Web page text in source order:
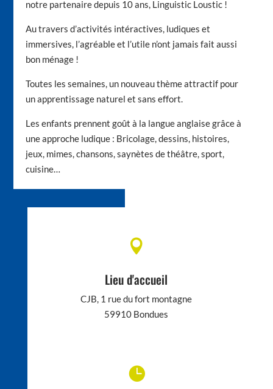
notre partenaire depuis 10 ans, Linguistic Loustic !
Au travers d’activités intéractives, ludiques et
immersives, l’agréable et l’utile n’ont jamais fait aussi
bon ménage !
Toutes les semaines, un nouveau thème attractif pour
un apprentissage naturel et sans effort.
Les enfants prennent goût à la langue anglaise grâce à
une approche ludique : Bricolage, dessins, histoires,
jeux, mimes, chansons, saynètes de théâtre, sport,
cuisine…

Lieu d'accueil
CJB, 1 rue du fort montagne
59910 Bondues
